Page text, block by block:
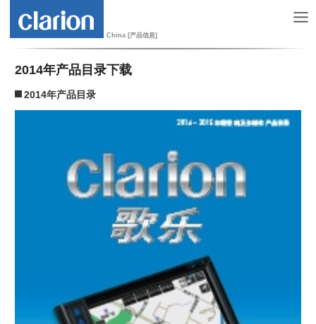
China [产品信息]
2014年产品目录下载
2014年产品目录